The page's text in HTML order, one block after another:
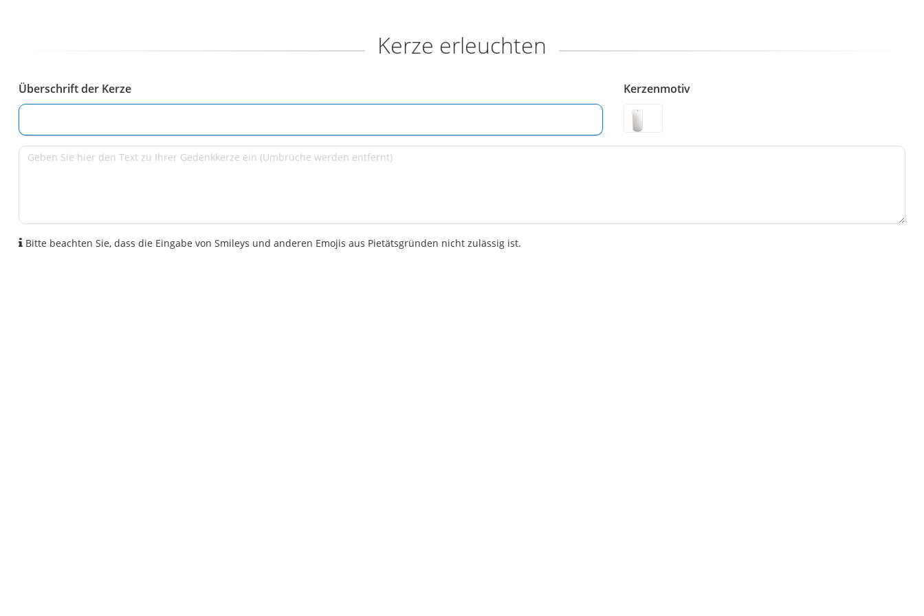
Kerze erleuchten
Überschrift der Kerze Kerzenmotiv
Bitte beachten Sie, dass die Eingabe von Smileys und anderen Emojis aus Pietätsgründen nicht zulässig ist.